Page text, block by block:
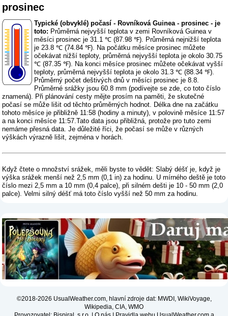
prosinec
Typické (obvyklé) počasí - Rovníková Guinea - prosinec - je
toto: Průměrná nejvyšší teplota v zemi Rovníková Guinea v
měsíci prosinec je 31.1 ℃ (87.98 ℉). Průměrná nejnižší teplota
je 23.8 ℃ (74.84 ℉). Na počátku měsíce prosinec můžete
očekávat nižší teploty, průměrná nejvyšší teplota je okolo 30.75
℃ (87.35 ℉). Na konci měsíce prosinec můžete očekávat vyšší
teploty, průměrná nejvyšší teplota je okolo 31.3 ℃ (88.34 ℉).
Průměrný počet deštivých dnů v měsíci prosinec je 8.8.
Průměrné srážky jsou 60.8 mm (podívejte se zde, co toto číslo
znamená). Při plánování cesty mějte prosím na paměti, že skutečné
počasí se může lišit od těchto průměrných hodnot. Délka dne na začátku
tohoto měsíce je přibližně 11:58 (hodiny a minuty), v polovině měsíce 11:57
a na konci měsíce 11:57.Tato data jsou přibližná, protože pro tuto zemi
nemáme přesná data. Je důležité říci, že počasí se může v různých
výškách výrazně lišit, zejména v horách.
Když čtete o množství srážek, měli byste to vědět: Slabý déšť je, když je
výška srážek menší než 2,5 mm (0,1 in) za hodinu. U mírného deště je toto
číslo mezi 2,5 mm a 10 mm (0,4 palce), při silném dešti je 10 - 50 mm (2,0
palce). Velmi silný déšť má toto číslo vyšší než 50 mm za hodinu.
©2018-2026 UsualWeather.com, hlavní zdroje dat: MWDI, WikiVoyage,
Wikipedia, CIA, WMO